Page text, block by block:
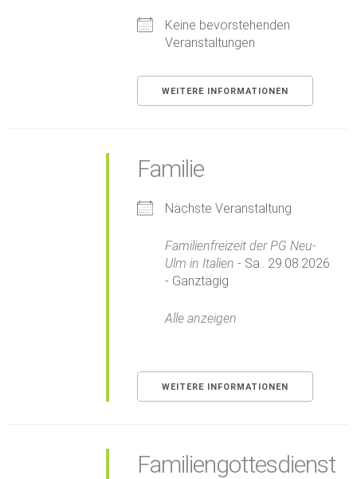
Keine bevorstehenden
Veranstaltungen
WEITERE INFORMATIONEN
Familie
Nächste Veranstaltung
Familienfreizeit der PG Neu-
Ulm in Italien - Sa.. 29.08.2026
- Ganztägig
Alle anzeigen
WEITERE INFORMATIONEN
Familiengottesdienst